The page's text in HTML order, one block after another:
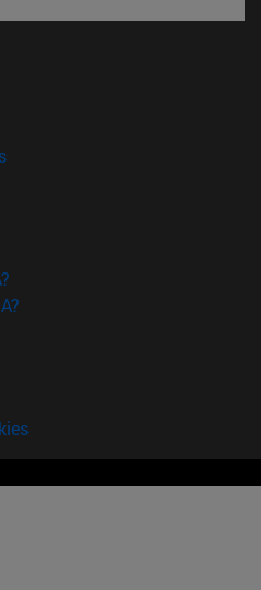
ventana)
(abre en nueva ventana)
en nueva ventana)